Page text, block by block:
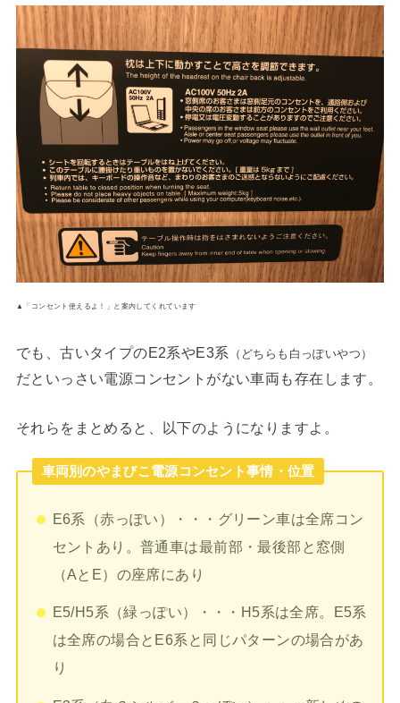
▲「コンセント使えるよ！」と案内してくれています
でも、古いタイプのE2系やE3系 （どちらも白っぽいやつ）
だといっさい電源コンセントがない車両も存在します。
それらをまとめると、以下のようになりますよ。
車両別のやまびこ電源コンセント事情・位置
E6系（赤っぽい）・・・グリーン車は全席コン
セントあり。普通車は最前部・最後部と窓側
（AとE）の座席にあり
E5/H5系（緑っぽい）・・・H5系は全席。E5系
は全席の場合とE6系と同じパターンの場合があ
り